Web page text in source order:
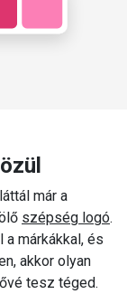
már a
szépség logó.
márkákkal, és
akkor olyan
tesz téged.